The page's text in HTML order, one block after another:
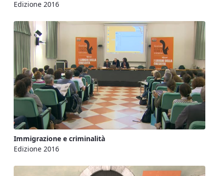
Edizione 2016
Immigrazione e criminalità
Edizione 2016